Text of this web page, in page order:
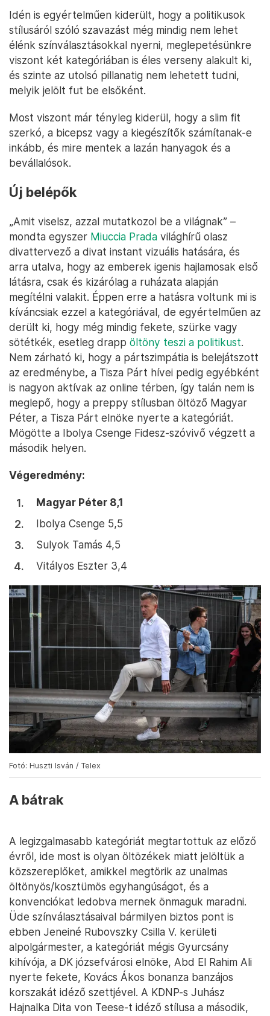
Idén is egyértelműen kiderült, hogy a politikusok
stílusáról szóló szavazást még mindig nem lehet
élénk színválasztásokkal nyerni, meglepetésünkre
viszont két kategóriában is éles verseny alakult ki,
és szinte az utolsó pillanatig nem lehetett tudni,
melyik jelölt fut be elsőként.
Most viszont már tényleg kiderül, hogy a slim fit
szerkó, a bicepsz vagy a kiegészítők számítanak-e
inkább, és mire mentek a lazán hanyagok és a
bevállalósok.
Új belépők
„Amit viselsz, azzal mutatkozol be a világnak” –
mondta egyszer Miuccia Prada világhírű olasz
divattervező a divat instant vizuális hatására, és
arra utalva, hogy az emberek igenis hajlamosak első
látásra, csak és kizárólag a ruházata alapján
megítélni valakit. Éppen erre a hatásra voltunk mi is
kíváncsiak ezzel a kategóriával, de egyértelműen az
derült ki, hogy még mindig fekete, szürke vagy
sötétkék, esetleg drapp öltöny teszi a politikust.
Nem zárható ki, hogy a pártszimpátia is belejátszott
az eredménybe, a Tisza Párt hívei pedig egyébként
is nagyon aktívak az online térben, így talán nem is
meglepő, hogy a preppy stílusban öltöző Magyar
Péter, a Tisza Párt elnöke nyerte a kategóriát.
Mögötte a Ibolya Csenge Fidesz-szóvivő végzett a
második helyen.
Végeredmény:
Magyar Péter 8,1
Ibolya Csenge 5,5
Sulyok Tamás 4,5
Vitályos Eszter 3,4
Fotó: Huszti Isván / Telex
A bátrak
A legizgalmasabb kategóriát megtartottuk az előző
évről, ide most is olyan öltözékek miatt jelöltük a
közszereplőket, amikkel megtörik az unalmas
öltönyös/kosztümös egyhangúságot, és a
konvenciókat ledobva mernek önmaguk maradni.
Üde színválasztásaival bármilyen biztos pont is
ebben Jeneiné Rubovszky Csilla V. kerületi
alpolgármester, a kategóriát mégis Gyurcsány
kihívója, a DK józsefvárosi elnöke, Abd El Rahim Ali
nyerte fekete, Kovács Ákos bonanza banzájos
korszakát idéző szettjével. A KDNP-s Juhász
Hajnalka Dita von Teese-t idéző stílusa a második,